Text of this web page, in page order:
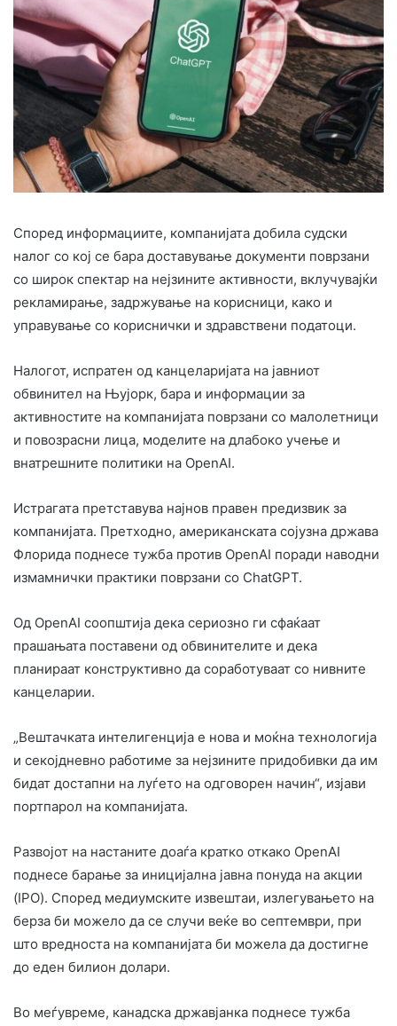
Според информациите, компанијата добила судски
налог со кој се бара доставување документи поврзани
со широк спектар на нејзините активности, вклучувајќи
рекламирање, задржување на корисници, како и
управување со кориснички и здравствени податоци.
Налогот, испратен од канцеларијата на јавниот
обвинител на Њујорк, бара и информации за
активностите на компанијата поврзани со малолетници
и повозрасни лица, моделите на длабоко учење и
внатрешните политики на OpenAI.
Истрагата претставува најнов правен предизвик за
компанијата. Претходно, американската сојузна држава
Флорида поднесе тужба против OpenAI поради наводни
измамнички практики поврзани со ChatGPT.
Од OpenAI соопштија дека сериозно ги сфаќаат
прашањата поставени од обвинителите и дека
планираат конструктивно да соработуваат со нивните
канцеларии.
„Вештачката интелигенција е нова и моќна технологија
и секојдневно работиме за нејзините придобивки да им
бидат достапни на луѓето на одговорен начин“, изјави
портпарол на компанијата.
Развојот на настаните доаѓа кратко откако OpenAI
поднесе барање за иницијална јавна понуда на акции
(IPO). Според медиумските извештаи, излегувањето на
берза би можело да се случи веќе во септември, при
што вредноста на компанијата би можела да достигне
до еден билион долари.
Во меѓувреме, канадска државјанка поднесе тужба